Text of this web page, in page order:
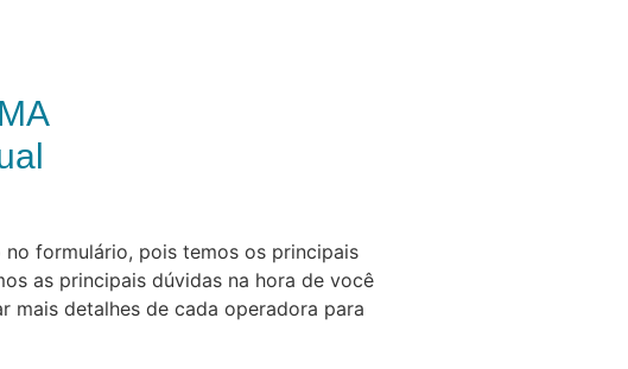
formulário, pois temos os principais
as principais dúvidas na hora de você
mais detalhes de cada operadora para